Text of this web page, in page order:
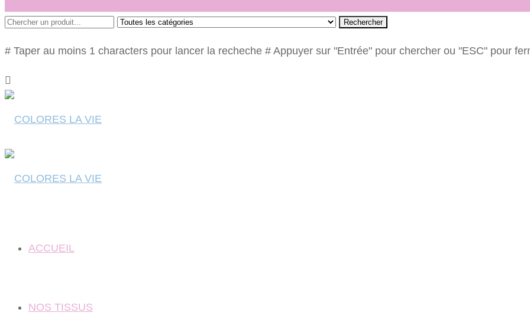
Rechercher
# Taper au moins 1 characters pour lancer la recheche # Appuyer sur "Entrée" pour chercher ou "ESC" pour
ACCUEIL
NOS TISSUS